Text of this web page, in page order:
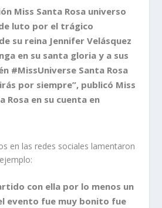
Miss Santa Rosa universo
luto por el trágico
su reina Jennifer Velásquez
en su santa gloria y a sus
#MissUniverse Santa Rosa
por siempre”, publicó Miss
Rosa en su cuenta en
en las redes sociales lamentaron
con ella por lo menos un
evento fue muy bonito fue